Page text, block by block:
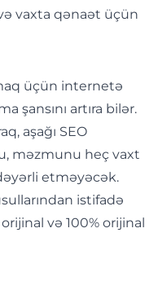
vaxta qənaət üçün
üçün internetə
şansını artıra bilər.
aşağı SEO
məzmunu heç vaxt
etməyəcək.
istifadə
və 100% orijinal